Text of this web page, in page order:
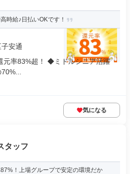
時給♪日払いOKです！
安通
率83%超！ ◆ミドルシニア活躍
気になる
タッフ
！上場グループで安定の環境だか